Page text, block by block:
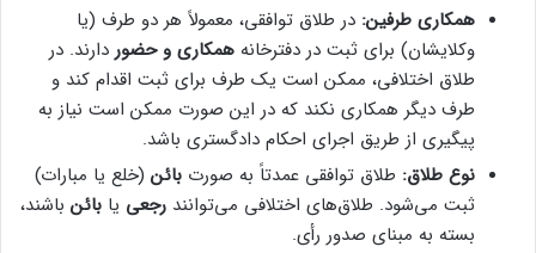
همکاری طرفین: در طلاق توافقی، معمولاً هر دو طرف (یا
وکلایشان) برای ثبت در دفترخانه همکاری و حضوردارند. در
طلاق اختلافی، ممکن است یک طرف برای ثبت اقدام کند و
طرف دیگر همکاری نکند که در این صورت ممکن است نیاز به
پیگیری از طریق اجرای احکام دادگستری باشد.
نوع طلاق: طلاق توافقی عمدتاً به صورت بائن (خلع یا مبارات)
ثبت می‌شود. طلاق‌های اختلافی می‌توانند رجعی یا بائن باشند،
بسته به مبنای صدور رأی.